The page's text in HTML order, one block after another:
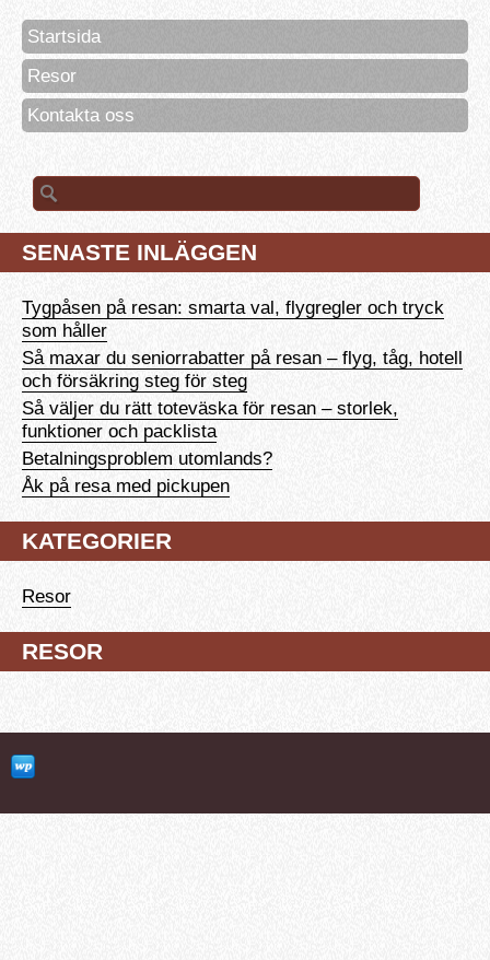
Startsida
Resor
Kontakta oss
Sök
efter:
SENASTE INLÄGGEN
Tygpåsen på resan: smarta val, flygregler och tryck
som håller
Så maxar du seniorrabatter på resan – flyg, tåg, hotell
och försäkring steg för steg
Så väljer du rätt toteväska för resan – storlek,
funktioner och packlista
Betalningsproblem utomlands?
Åk på resa med pickupen
KATEGORIER
Resor
RESOR